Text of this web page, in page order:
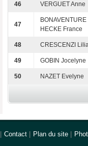
46 VERGUET Anne
47
BONAVENTURE
HECKE France
48 CRESCENZI
49 GOBIN Jocelyne
50 NAZET Evelyne
Contact Plan du site